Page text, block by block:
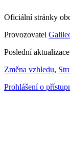
Oficiální stránky
Provozovatel
Poslední
Změna vzhledu,
Prohlášení o